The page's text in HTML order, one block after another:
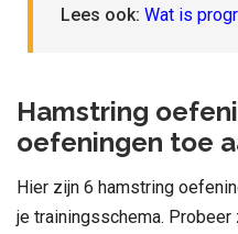
Lees ook: Wat is
Hamstring
oefeningen toe
Hier zijn 6 hamstring
je trainingsschema.